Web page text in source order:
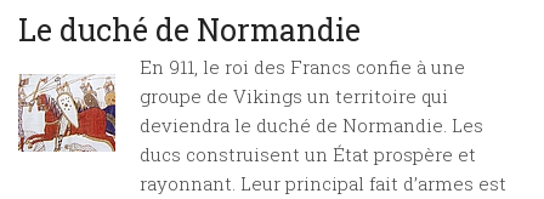
Personnage
Lieu
Thématique
Le duché de Normandie
En 911, le roi des Francs confie à une
groupe de Vikings un territoire qui
deviendra le duché de Normandie. Les
ducs construisent un État prospère et
rayonnant. Leur principal fait d’armes est